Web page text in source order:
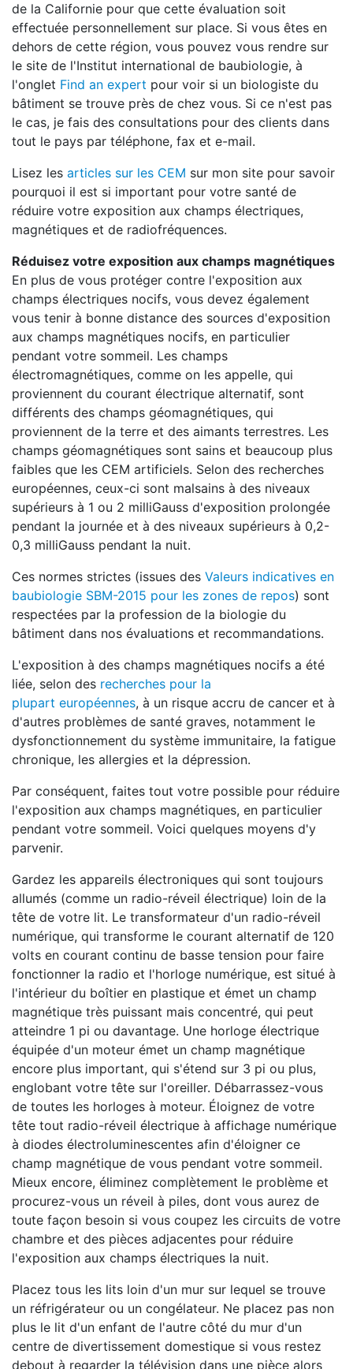
de la Californie pour que cette évaluation soit
effectuée personnellement sur place. Si vous êtes en
dehors de cette région, vous pouvez vous rendre sur
le site de l'Institut international de baubiologie, à
l'onglet Find an expert pour voir si un biologiste du
bâtiment se trouve près de chez vous. Si ce n'est pas
le cas, je fais des consultations pour des clients dans
tout le pays par téléphone, fax et e-mail.
Lisez les articles sur les CEM sur mon site pour savoir
pourquoi il est si important pour votre santé de
réduire votre exposition aux champs électriques,
magnétiques et de radiofréquences.
Réduisez votre exposition aux champs magnétiques
En plus de vous protéger contre l'exposition aux
champs électriques nocifs, vous devez également
vous tenir à bonne distance des sources d'exposition
aux champs magnétiques nocifs, en particulier
pendant votre sommeil. Les champs
électromagnétiques, comme on les appelle, qui
proviennent du courant électrique alternatif, sont
différents des champs géomagnétiques, qui
proviennent de la terre et des aimants terrestres. Les
champs géomagnétiques sont sains et beaucoup plus
faibles que les CEM artificiels. Selon des recherches
européennes, ceux-ci sont malsains à des niveaux
supérieurs à 1 ou 2 milliGauss d'exposition prolongée
pendant la journée et à des niveaux supérieurs à 0,2-
0,3 milliGauss pendant la nuit.
Ces normes strictes (issues des Valeurs indicatives en
baubiologie SBM-2015 pour les zones de repos) sont
respectées par la profession de la biologie du
bâtiment dans nos évaluations et recommandations.
L'exposition à des champs magnétiques nocifs a été
liée, selon des recherches pour la
plupart européennes, à un risque accru de cancer et à
d'autres problèmes de santé graves, notamment le
dysfonctionnement du système immunitaire, la fatigue
chronique, les allergies et la dépression.
Par conséquent, faites tout votre possible pour réduire
l'exposition aux champs magnétiques, en particulier
pendant votre sommeil. Voici quelques moyens d'y
parvenir.
Gardez les appareils électroniques qui sont toujours
allumés (comme un radio-réveil électrique) loin de la
tête de votre lit. Le transformateur d'un radio-réveil
numérique, qui transforme le courant alternatif de 120
volts en courant continu de basse tension pour faire
fonctionner la radio et l'horloge numérique, est situé à
l'intérieur du boîtier en plastique et émet un champ
magnétique très puissant mais concentré, qui peut
atteindre 1 pi ou davantage. Une horloge électrique
équipée d'un moteur émet un champ magnétique
encore plus important, qui s'étend sur 3 pi ou plus,
englobant votre tête sur l'oreiller. Débarrassez-vous
de toutes les horloges à moteur. Éloignez de votre
tête tout radio-réveil électrique à affichage numérique
à diodes électroluminescentes afin d'éloigner ce
champ magnétique de vous pendant votre sommeil.
Mieux encore, éliminez complètement le problème et
procurez-vous un réveil à piles, dont vous aurez de
toute façon besoin si vous coupez les circuits de votre
chambre et des pièces adjacentes pour réduire
l'exposition aux champs électriques la nuit.
Placez tous les lits loin d'un mur sur lequel se trouve
un réfrigérateur ou un congélateur. Ne placez pas non
plus le lit d'un enfant de l'autre côté du mur d'un
centre de divertissement domestique si vous restez
debout à regarder la télévision dans une pièce alors